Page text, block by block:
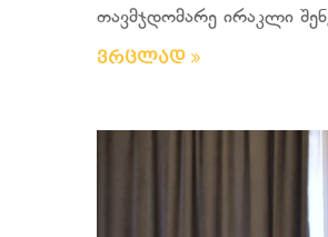
თავმჯდომარე ირაკლი
ვრცლად